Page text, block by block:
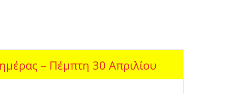
– Πέμπτη 30 Απριλίου